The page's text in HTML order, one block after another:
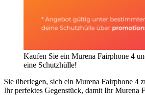
Kaufen Sie ein Murena Fairphone 4
eine Schutzhülle!
Sie überlegen, sich ein Murena Fairphone 4
Ihr perfektes Gegenstück, damit Ihr Murena